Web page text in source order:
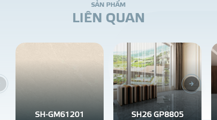
SẢN PHẨM
LIÊN QUAN
SH-GM61201 SH26 GP8805